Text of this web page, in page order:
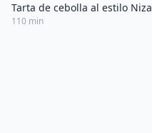
Tarta de cebolla al estilo Niza
110 min